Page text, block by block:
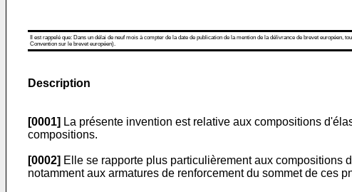
Il est rappelé que: Dans un délai de neuf mois à compter de la date de publication de la mention de la délivrance de brevet
Convention sur le brevet européen).
Description
[0001] La présente invention est relative aux compositions
compositions.
[0002] Elle se rapporte plus particulièrement aux compositions
notamment aux armatures de renforcement du sommet de ces